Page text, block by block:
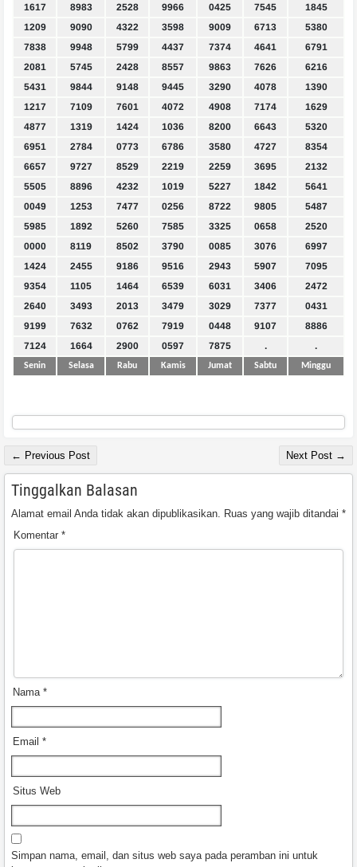
1617
8983 2528 9966 0425 7545
1845
1209
9090 4322 3598 9009 6713
5380
7838
9948 5799 4437 7374 4641
6791
2081
5745 2428 8557 9863 7626
6216
5431
9844 9148 9445 3290 4078
1390
1217
7109 7601 4072 4908 7174
1629
4877
1319 1424 1036 8200 6643
5320
6951
2784 0773 6786 3580 4727
8354
6657
9727 8529 2219 2259 3695
2132
5505
8896 4232 1019 5227 1842
5641
0049
1253 7477 0256 8722 9805
5487
5985
1892 5260 7585 3325 0658
2520
0000
8119 8502 3790 0085 3076
6997
1424
2455 9186 9516 2943 5907
7095
9354
1105 1464 6539 6031 3406
2472
2640
3493 2013 3479 3029 7377
0431
9199
7632 0762 7919 0448 9107
8886
7124
1664 2900 0597 7875 . .
Senin Selasa Rabu Kamis Jumat Sabtu Minggu
← Previous Post Next Post →
Tinggalkan Balasan
Alamat email Anda tidak akan dipublikasikan. Ruas yang wajib ditandai *
Komentar *
Nama *
Email *
Situs Web
Simpan nama, email, dan situs web saya pada peramban ini untuk